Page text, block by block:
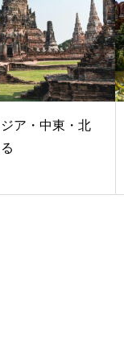
ア・中東・北